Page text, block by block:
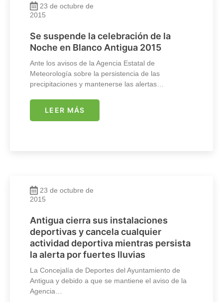
23 de octubre de
2015
Se suspende la celebración de la
Noche en Blanco Antigua 2015
Ante los avisos de la Agencia Estatal de
Meteorología sobre la persistencia de las
precipitaciones y mantenerse las alertas…
LEER MÁS
23 de octubre de
2015
Antigua cierra sus instalaciones
deportivas y cancela cualquier
actividad deportiva mientras persista
la alerta por fuertes lluvias
La Concejalía de Deportes del Ayuntamiento de
Antigua y debido a que se mantiene el aviso de la
Agencia…